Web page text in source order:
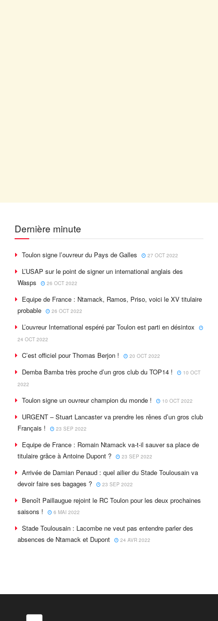
Dernière minute
Toulon signe l’ouvreur du Pays de Galles 27 OCT 2022
L’USAP sur le point de signer un international anglais des
Wasps
26 OCT 2022
Equipe de France : Ntamack, Ramos, Priso, voici le XV titulaire
probable
26 OCT 2022
L’ouvreur International espéré par Toulon est parti en désintox
24 OCT 2022
C’est officiel pour Thomas Berjon ! 20 OCT 2022
Demba Bamba très proche d’un gros club du TOP14 !
10 OCT
2022
Toulon signe un ouvreur champion du monde ! 10 OCT 2022
URGENT – Stuart Lancaster va prendre les rênes d’un gros club
Français !
23 SEP 2022
Equipe de France : Romain Ntamack va-t-il sauver sa place de
titulaire grâce à Antoine Dupont ?
23 SEP 2022
Arrivée de Damian Penaud : quel ailier du Stade Toulousain va
devoir faire ses bagages ?
23 SEP 2022
Benoît Paillaugue rejoint le RC Toulon pour les deux prochaines
saisons !
6 MAI 2022
Stade Toulousain : Lacombe ne veut pas entendre parler des
absences de Ntamack et Dupont
24 AVR 2022